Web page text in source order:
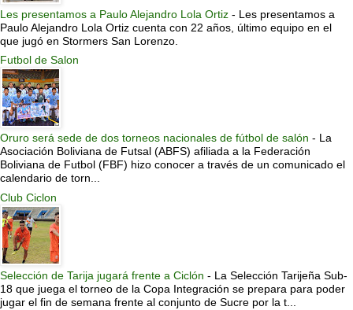
Les presentamos a Paulo Alejandro Lola Ortiz - Les presentamos a
Paulo Alejandro Lola Ortiz cuenta con 22 años, último equipo en el
que jugó en Stormers San Lorenzo.
Futbol de Salon
Oruro será sede de dos torneos nacionales de fútbol de salón - La
Asociación Boliviana de Futsal (ABFS) afiliada a la Federación
Boliviana de Futbol (FBF) hizo conocer a través de un comunicado el
calendario de torn...
Club Ciclon
Selección de Tarija jugará frente a Ciclón - La Selección Tarijeña Sub-
18 que juega el torneo de la Copa Integración se prepara para poder
jugar el fin de semana frente al conjunto de Sucre por la t...